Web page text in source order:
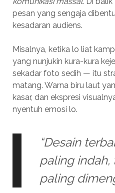
pesan yang sengaja
kesadaran audiens.
Misalnya, ketika lo liat
yang nunjukin kura-kura
sekadar foto sedih — itu
matang. Warna biru laut
kasar, dan ekspresi
nyentuh emosi lo.
“Desain
paling indah,
paling